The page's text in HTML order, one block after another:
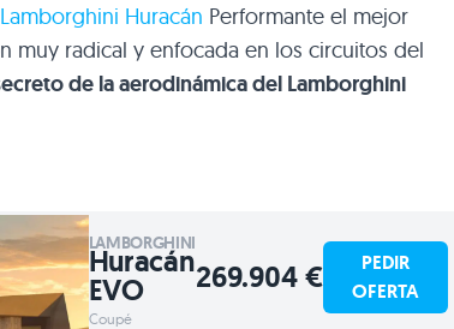
Lamborghini Huracán Performante el mejor
muy radical y enfocada en los circuitos del
de la aerodinámica del Lamborghini
LAMBORGHINI
Huracán
EVO
Coupé
269.904 €
PEDIR
OFERTA